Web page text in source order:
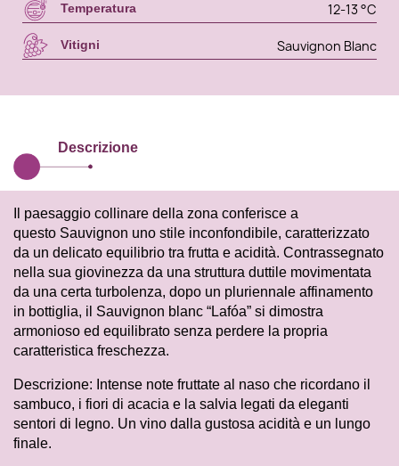
Temperatura 12-13 °C
Vitigni Sauvignon Blanc
Descrizione
Il paesaggio collinare della zona conferisce a
questo Sauvignon uno stile inconfondibile, caratterizzato
da un delicato equilibrio tra frutta e acidità. Contrassegnato
nella sua giovinezza da una struttura duttile movimentata
da una certa turbolenza, dopo un pluriennale affinamento
in bottiglia, il Sauvignon blanc “Lafóa” si dimostra
armonioso ed equilibrato senza perdere la propria
caratteristica freschezza.
Descrizione: Intense note fruttate al naso che ricordano il
sambuco, i fiori di acacia e la salvia legati da eleganti
sentori di legno. Un vino dalla gustosa acidità e un lungo
finale.